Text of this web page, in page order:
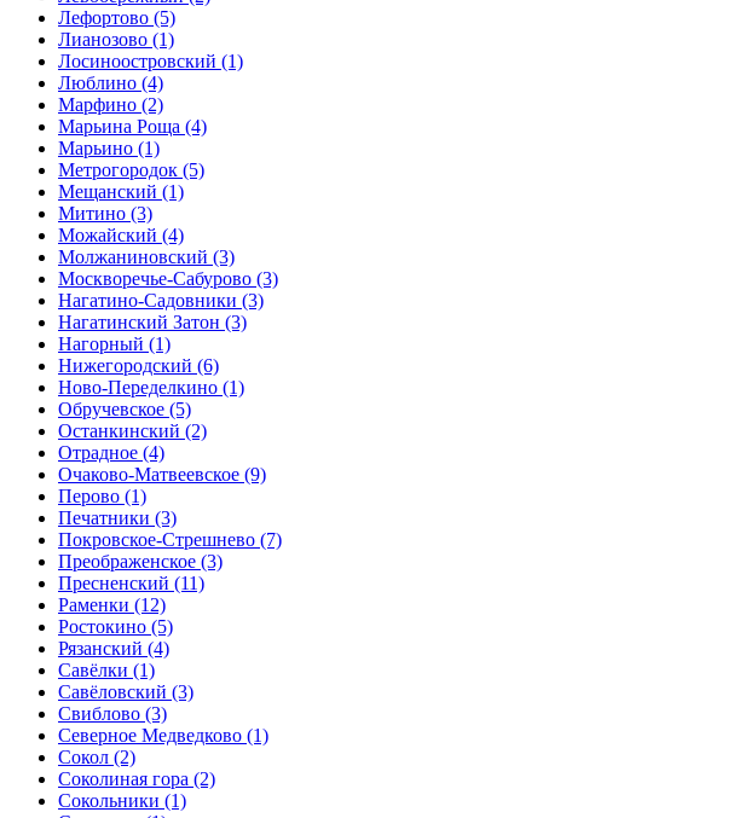
Лефортово (5)
Лианозово (1)
Лосиноостровский (1)
Люблино (4)
Марфино (2)
Марьина Роща (4)
Марьино (1)
Метрогородок (5)
Мещанский (1)
Митино (3)
Можайский (4)
Молжаниновский (3)
Москворечье-Сабурово (3)
Нагатино-Садовники (3)
Нагатинский Затон (3)
Нагорный (1)
Нижегородский (6)
Ново-Переделкино (1)
Обручевское (5)
Останкинский (2)
Отрадное (4)
Очаково-Матвеевское (9)
Перово (1)
Печатники (3)
Покровское-Стрешнево (7)
Преображенское (3)
Пресненский (11)
Раменки (12)
Ростокино (5)
Рязанский (4)
Савёлки (1)
Савёловский (3)
Свиблово (3)
Северное Медведково (1)
Сокол (2)
Соколиная гора (2)
Сокольники (1)